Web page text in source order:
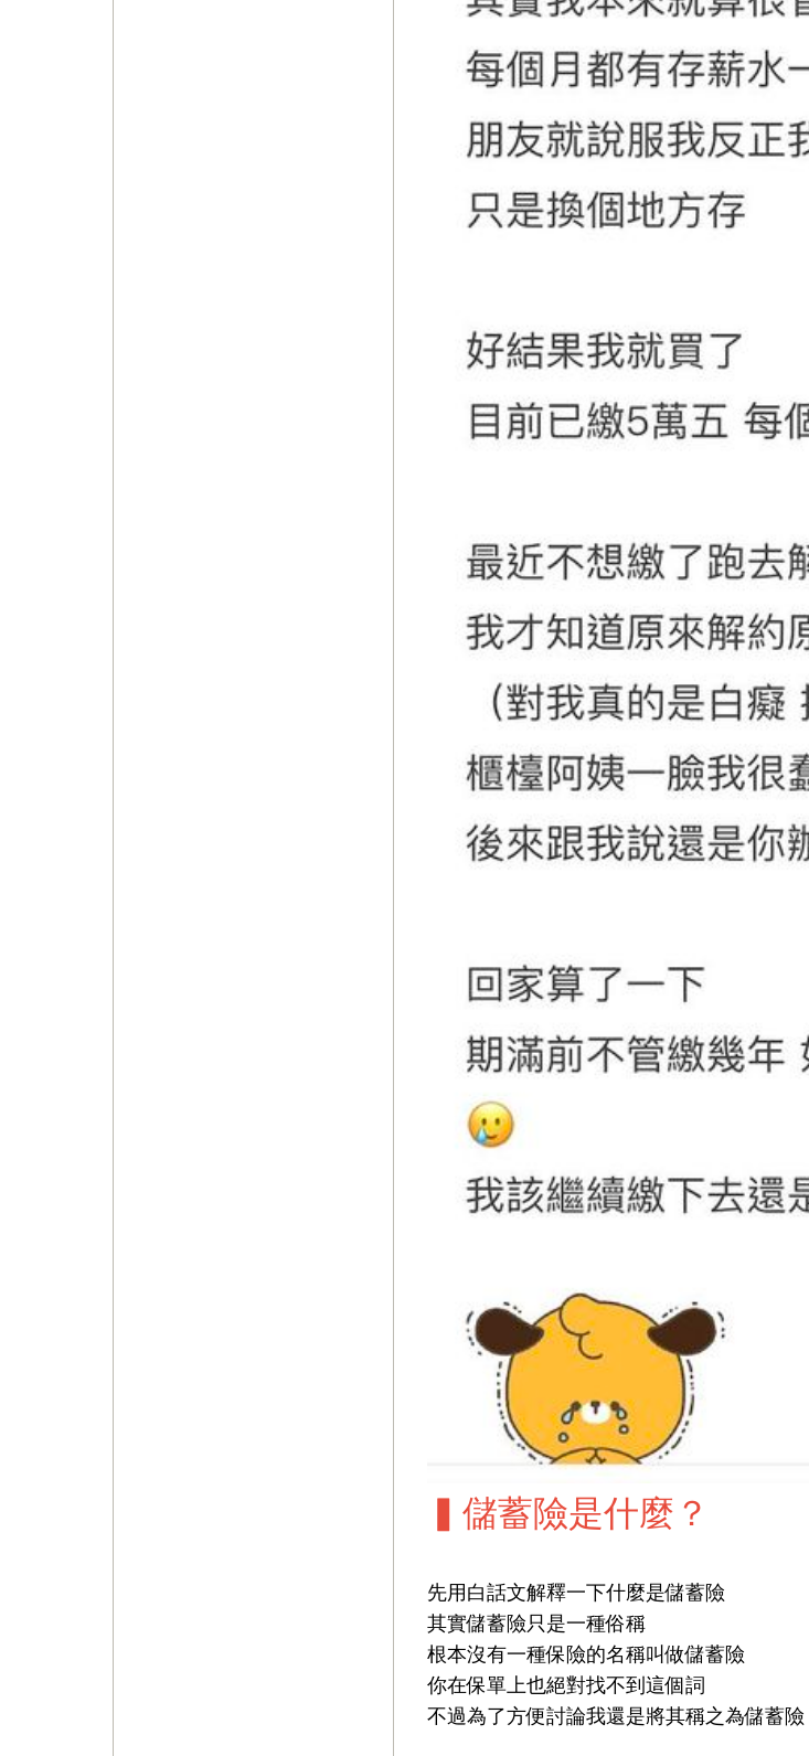
▍儲蓄險是什麼？
先用白話文解釋一下什麼是儲蓄險
其實儲蓄險只是一種俗稱
根本沒有一種保險的名稱叫做儲蓄險
你在保單上也絕對找不到這個詞
不過為了方便討論我還是將其稱之為儲蓄險